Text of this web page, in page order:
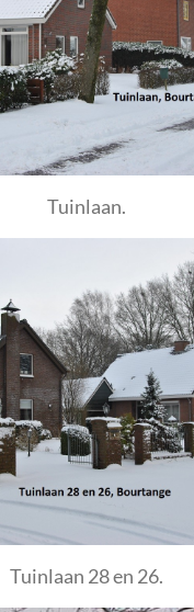
Tuinlaan.
Tuinlaan 28 en 26.